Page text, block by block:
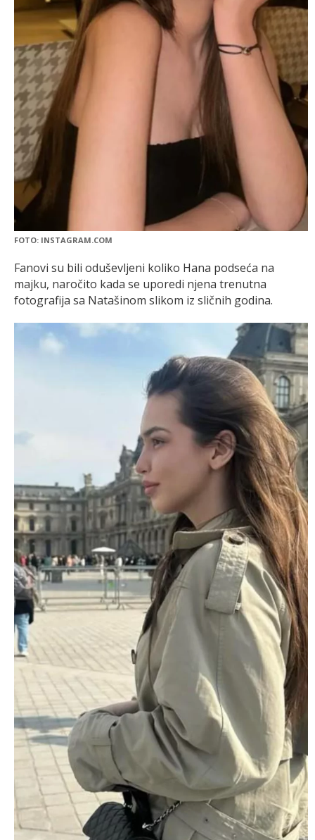
FOTO: INSTAGRAM.COM
Fanovi su bili oduševljeni koliko Hana podseća na
majku, naročito kada se uporedi njena trenutna
fotografija sa Natašinom slikom iz sličnih godina.